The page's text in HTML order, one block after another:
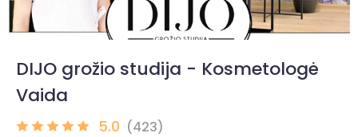
DIJO grožio studija - Kosmetologė
Vaida
5.0 (423)